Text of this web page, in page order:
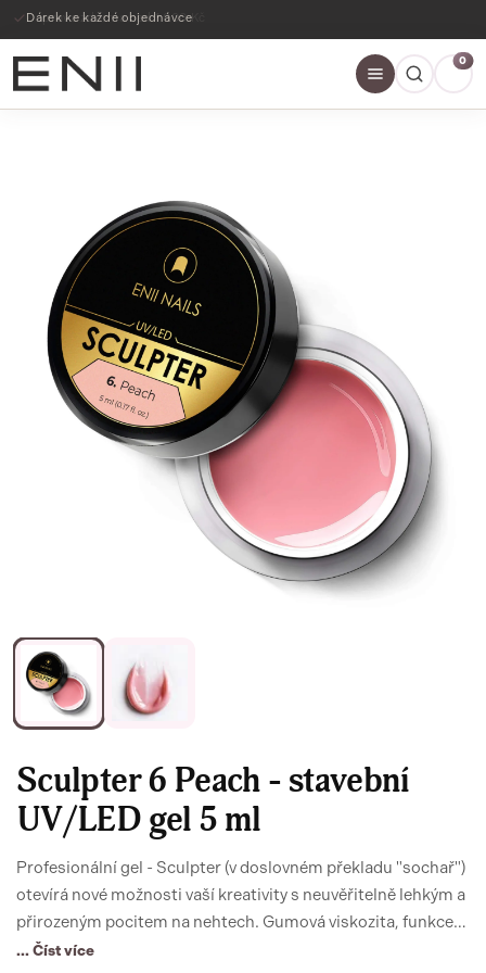
Dárek ke každé objednávce
0
Sculpter 6 Peach - stavební
UV/LED gel 5 ml
Profesionální gel - Sculpter (v doslovném překladu "sochař")
otevírá nové možnosti vaší kreativity s neuvěřitelně lehkým a
přirozeným pocitem na nehtech. Gumová viskozita, funkce
báze i builderu s prodloužením a unikátní výživou
... Číst více